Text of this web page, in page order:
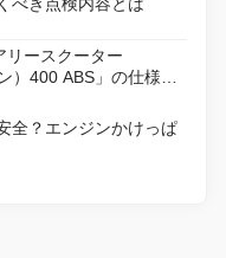
リースクーター
）400 ABS」の仕様を
全？エンジンかけっぱ